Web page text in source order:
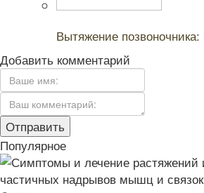
Вытяжение
Добавить комментарий
Популярное